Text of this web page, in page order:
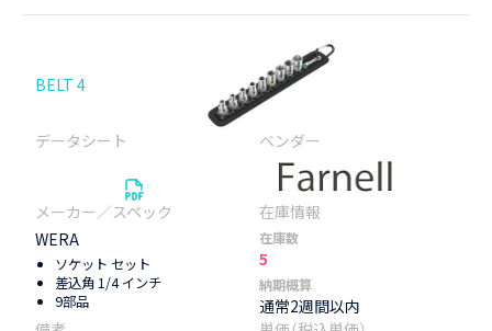
BELT 4
WERA
ソケット セット
差込角 1/4 インチ
9部品
在庫数
5
納期概算
通常2週間以内